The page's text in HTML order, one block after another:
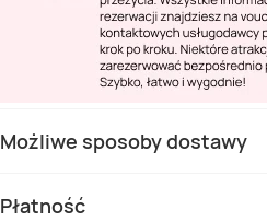
Możliwe sposoby dostawy
Płatność